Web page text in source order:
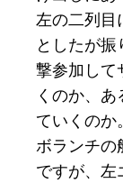
左の二列目
としたが
撃参加して
くのか、
ていくのか
ボランチの
ですが、左